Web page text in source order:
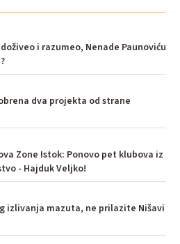
doživeo i razumeo, Nenade Paunoviću
dva projekta od strane
Zone Istok: Ponovo pet klubova iz
- Hajduk Veljko!
izlivanja mazuta, ne prilazite Nišavi